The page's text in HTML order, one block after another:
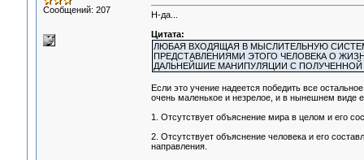
Сообщений: 207
Н-да...
Цитата:
ЛЮБАЯ ВХОДЯЩАЯ В МЫСЛИТЕЛЬНУЮ
ПРЕДСТАВЛЕНИЯМИ ЭТОГО ЧЕЛОВЕКА О
ДАЛЬНЕЙШИЕ МАНИПУЛЯЦИИ С
Если это учение надеется победить все
очень маленькое и незрелое, и в нынешнем виде
1. Отсутствует объяснение мира в целом и его
2. Отсутствует объяснение человека и его
направления.